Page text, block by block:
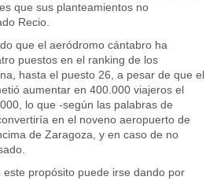
que sus planteamientos no
Recio.
que el aeródromo cántabro ha
puestos en el ranking de los
hasta el puesto 26, a pesar de que el
aumentar en 400.000 viajeros el
lo que -según las palabras de
en el noveno aeropuerto de
de Zaragoza, y en caso de no
este propósito puede irse dando por